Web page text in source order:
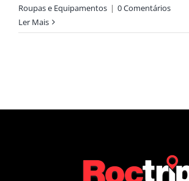
Roupas e Equipamentos | 0 Comentários
Ler Mais